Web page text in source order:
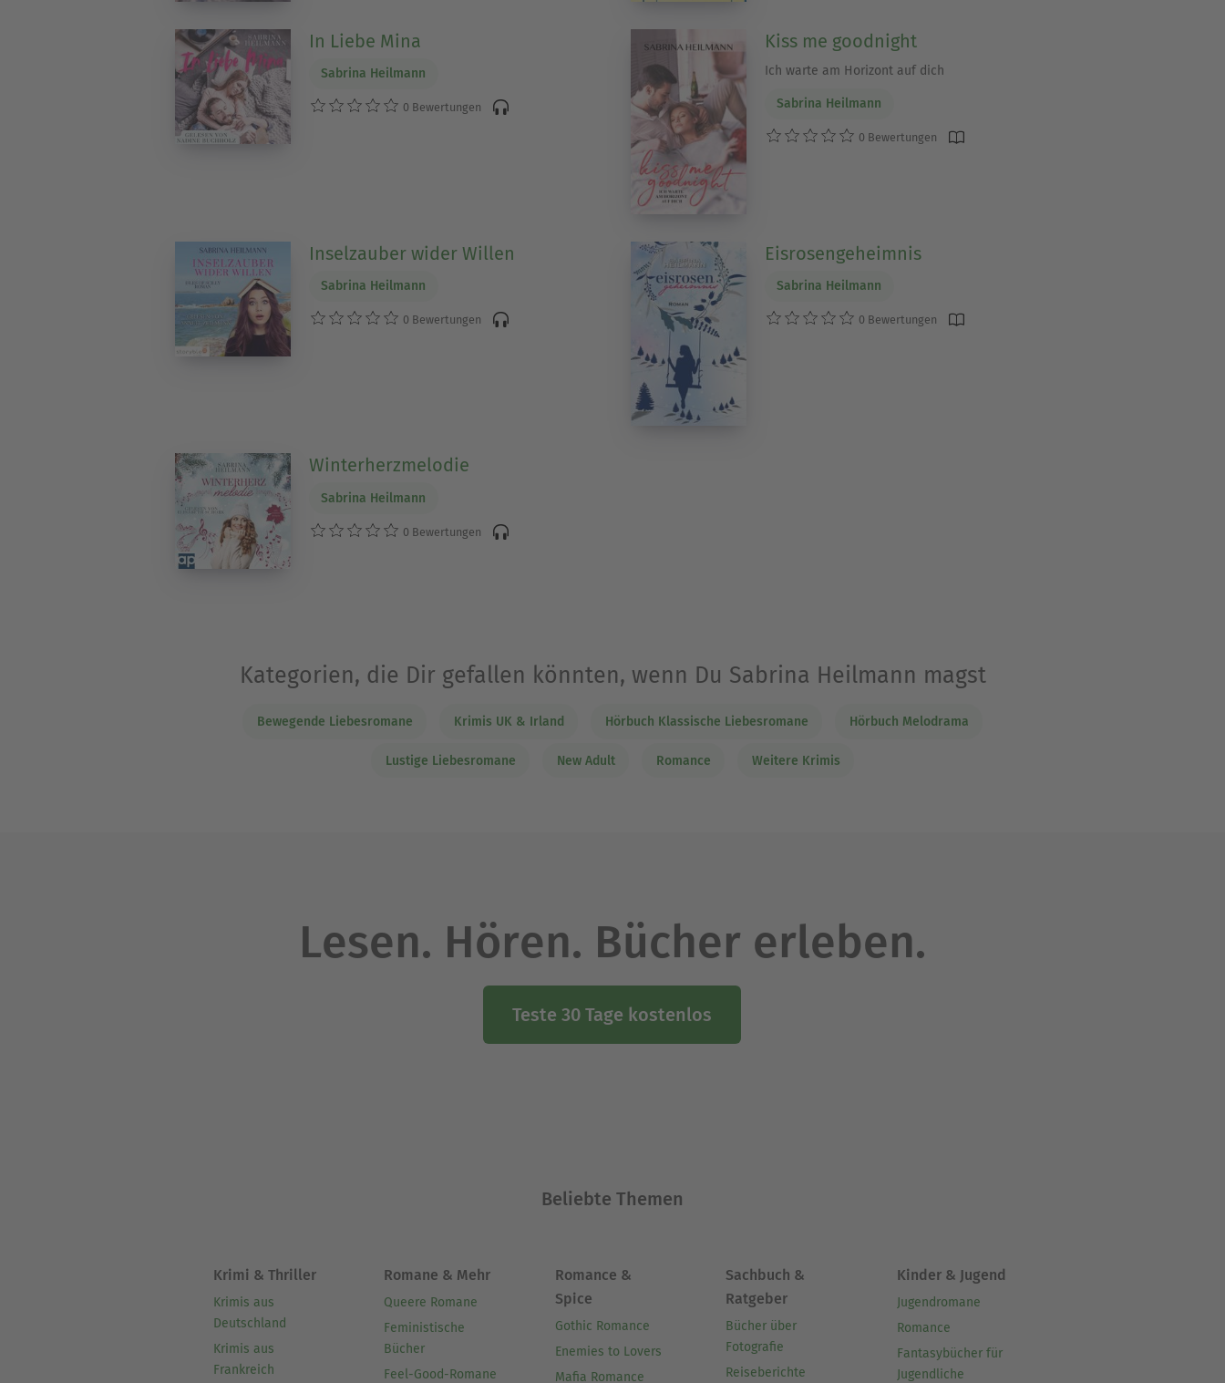
In Liebe Mina
Sabrina Heilmann
0 Bewertungen
Kiss me goodnight
Ich warte am Horizont auf dich
Sabrina Heilmann
0 Bewertungen
Inselzauber wider Willen
Sabrina Heilmann
0 Bewertungen
Eisrosengeheimnis
Sabrina Heilmann
0 Bewertungen
Winterherzmelodie
Sabrina Heilmann
0 Bewertungen
Kategorien, die Dir gefallen könnten, wenn Du Sabrina Heilmann magst
Bewegende Liebesromane Krimis UK & Irland Hörbuch Klassische Liebesromane Hörbuch Melodrama
Lustige Liebesromane New Adult Romance Weitere Krimis
Lesen. Hören. Bücher erleben.
Teste 30 Tage kostenlos
Beliebte Themen
Krimi & Thriller
Krimis aus
Deutschland
Krimis aus
Frankreich
Romane & Mehr
Queere Romane
Feministische
Bücher
Feel-Good-Romane
Romance &
Spice
Gothic Romance
Enemies to Lovers
Mafia Romance
Sachbuch &
Ratgeber
Bücher über
Fotografie
Reiseberichte
Kinder & Jugend
Jugendromane
Romance
Fantasybücher für
Jugendliche